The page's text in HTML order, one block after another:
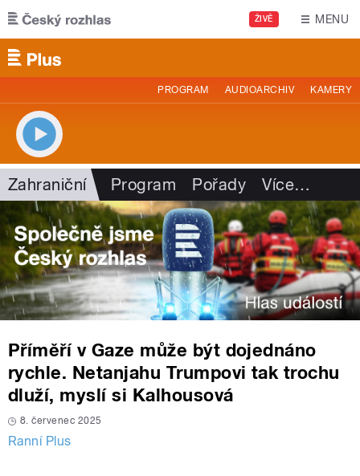
Přejít k hlavnímu obsahu
ŽIVĚ MENU
PROGRAM AUDIOARCHIV KAMERY
Zahraniční Program Pořady Více…
Příměří v Gaze může být dojednáno
rychle. Netanjahu Trumpovi tak trochu
dluží, myslí si Kalhousová
8. červenec 2025
Ranní Plus